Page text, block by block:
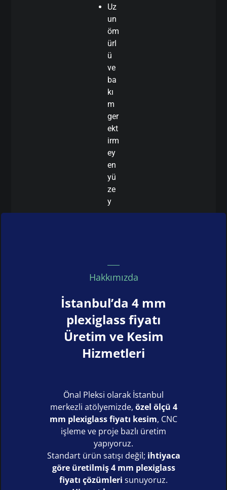
Uz
un
öm
ürl
ü
ve
ba
kı
m
ger
ekt
irm
ey
en
yü
ze
y
Hakkımızda
İstanbul’da 4 mm
plexiglass fiyatı
Üretim ve Kesim
Hizmetleri
Önal Pleksi olarak İstanbul
merkezli atölyemizde, özel ölçü 4
mm plexiglass fiyatı kesim, CNC
işleme ve proje bazlı üretim
yapıyoruz.
Standart ürün satışı değil; ihtiyaca
göre üretilmiş 4 mm plexiglass
fiyatı çözümleri sunuyoruz.